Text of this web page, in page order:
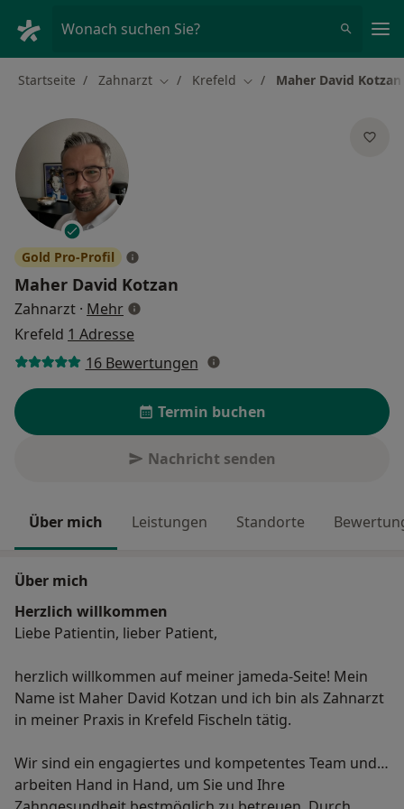
Wonach suchen Sie?
Startseite Zahnarzt Stadt ändern
Krefeld Stadt ändern
Maher David Kotzan
Gold Pro-Profil
Maher David Kotzan
Zahnarzt · Mehrüber Spezialisierungen
Krefeld 1 Adresse
16 Bewertungen
Termin buchen
Nachricht senden
Über mich Leistungen Standorte
Über mich
Herzlich willkommen
Liebe Patientin, lieber Patient,
herzlich willkommen auf meiner jameda-Seite! Mein
Name ist Maher David Kotzan und ich bin als Zahnarzt
in meiner Praxis in Krefeld Fischeln tätig.
Wir sind ein engagiertes und kompetentes Team und
arbeiten Hand in Hand, um Sie und Ihre